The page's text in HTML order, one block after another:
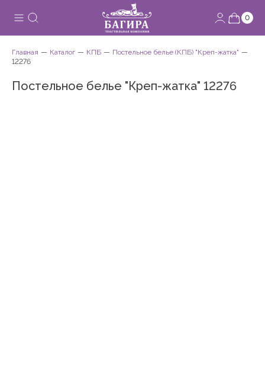
0
Главная Каталог КПБ
Постельное белье (КПБ) "Креп-жатка"
12276
Постельное белье "Креп-жатка" 12276